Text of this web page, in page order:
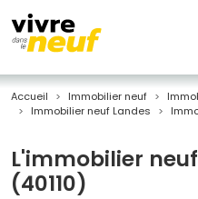
Accueil Immobilier neuf
Immobilier neuf Landes
L'immobilier
(40110)